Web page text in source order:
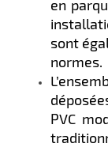
en
sont
normes.​​
PVC